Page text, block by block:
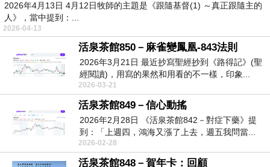
2026年4月13日 4月12日牧師的主題是《跟隨基督(1) ～真正跟隨主的
人》，當中提到：...
2026-04-13
活泉茶館850－麻雀變鳳凰-843法則
2026年3月21日 最近抄寫聖經抄到《路得記》(聖
經閱讀)，用寫的果然和用看的不一樣，印象...
2026-03-21
活泉茶館849－信心動搖
2026年2月28日 《活泉茶館842－對症下藥》提
到：「上週四，鴻海又漲了上去，週五我問當...
2026-02-28
活泉茶館848－賀年卡：回顧